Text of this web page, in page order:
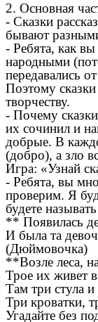
2. Основная
- Сказки
бывают
- Ребята, как
народными
передавались
Поэтому
творчеству.
- Почему
их сочинил и
добрые. В
(добро), а зло
Игра: «Узнай
- Ребята, вы
проверим. Я
будете
** Появилась
И была та
(Дюймовочка)
**Возле леса,
Трое их живет
Там три стула
Три кроватки,
Угадайте без